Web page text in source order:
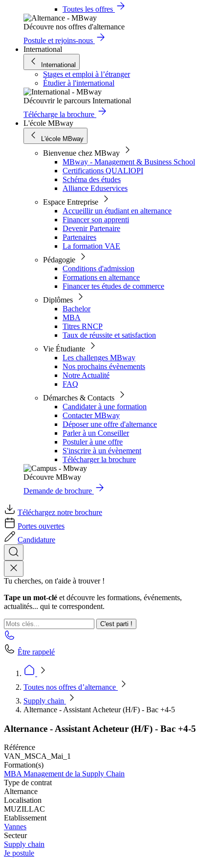
Toutes les offres
Découvre nos offres d'alternance
Postule et rejoins-nous
International
International
Stages et emploi à l’étranger
Étudier à l'international
Découvrir le parcours International
Télécharge la brochure
L'école MBway
L'école MBway
Bienvenue chez MBway
MBway - Management & Business School
Certifications QUALIOPI
Schéma des études
Alliance Eduservices
Espace Entreprise
Accueillir un étudiant en alternance
Financer son apprenti
Devenir Partenaire
Partenaires
La formation VAE
Pédagogie
Conditions d'admission
Formations en alternance
Financer tes études de commerce
Diplômes
Bachelor
MBA
Titres RNCP
Taux de réussite et satisfaction
Vie Étudiante
Les challenges MBway
Nos prochains évènements
Notre Actualité
FAQ
Démarches & Contacts
Candidater à une formation
Contacter MBway
Déposer une offre d'alternance
Parler à un Conseiller
Postuler à une offre
S'inscrire à un évènement
Télécharger la brochure
Découvre MBway
Demande de brochure
Téléchargez notre brochure
Portes ouvertes
Candidature
Tu cherches, on t'aide à trouver !
Tape un mot-clé et découvre les formations, événements,
actualités... qui te correspondent.
C'est parti !
Être rappelé
Toutes nos offres d’alternance
Supply chain
Alternance - Assistant Acheteur (H/F) - Bac +4-5
Alternance - Assistant Acheteur (H/F) - Bac +4-5
Référence
VAN_MSCA_Mai_1
Formation(s)
MBA Management de la Supply Chain
Type de contrat
Alternance
Localisation
MUZILLAC
Etablissement
Vannes
Secteur
Supply chain
Je postule